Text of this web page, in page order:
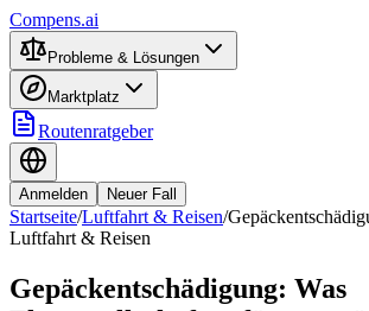
Compens.ai
Probleme & Lösungen
Marktplatz
Routenratgeber
Anmelden Neuer Fall
Startseite/Luftfahrt & Reisen/
Luftfahrt & Reisen
Gepäckentschädigung: Was